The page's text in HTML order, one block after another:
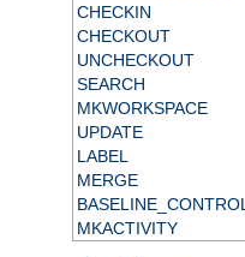
CHECKIN
CHECKOUT
UNCHECKOUT
SEARCH
MKWORKSPACE
UPDATE
LABEL
MERGE
BASELINE_CONTROL
MKACTIVITY